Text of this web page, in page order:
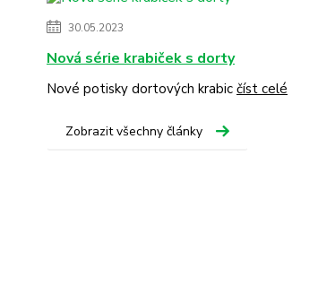
30.05.2023
Nová série krabiček s dorty
Nové potisky dortových krabic číst celé
Zobrazit všechny články